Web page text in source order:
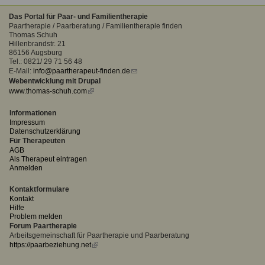
Das Portal für Paar- und Familientherapie
Paartherapie / Paarberatung / Familientherapie finden
Thomas Schuh
Hillenbrandstr. 21
86156 Augsburg
Tel.: 0821/ 29 71 56 48
E-Mail: info@paartherapeut-finden.de (link
Webentwicklung mit Drupal
www.thomas-schuh.com(link
Informationen
Impressum
Datenschutzerklärung
Für Therapeuten
AGB
Als Therapeut eintragen
Anmelden
Kontaktformulare
Kontakt
Hilfe
Problem melden
Forum Paartherapie
Arbeitsgemeinschaft für Paartherapie und Paarberatung
https://paarbeziehung.net(link